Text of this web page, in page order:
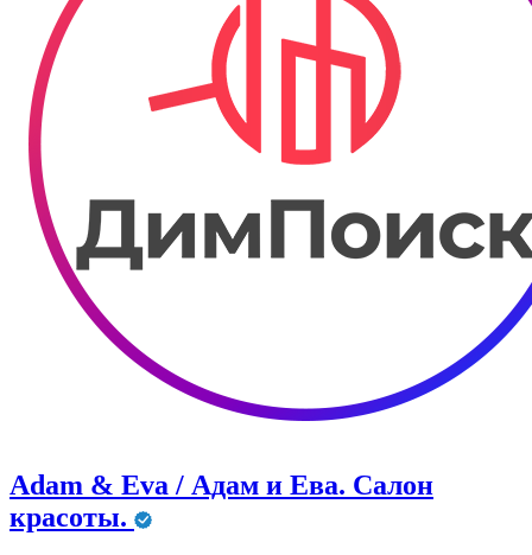
Adam & Eva / Адам и Ева. Салон
красоты.